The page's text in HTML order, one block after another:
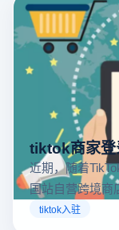
tiktok商家登
近期，随着
国站自营跨境商
店已覆盖美国
tiktok入驻